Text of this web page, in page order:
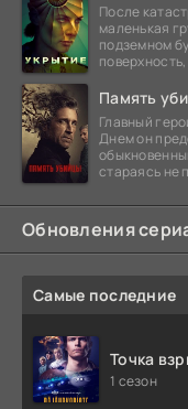
После
маленькая
подземном
Память
Главный
Днем он
стараясь не
Обновления
Самые последние
Точка
1 сезон